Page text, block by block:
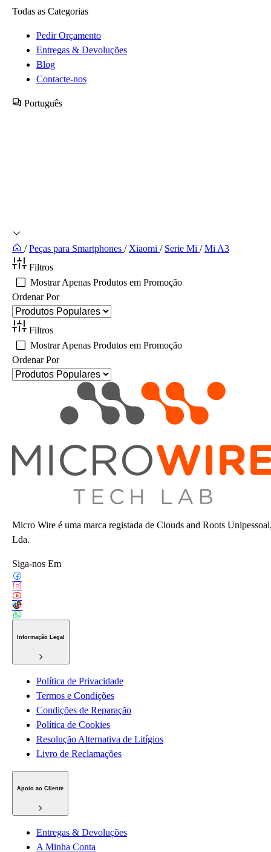
Todas as Categorias
Pedir Orçamento
Entregas & Devoluções
Blog
Contacte-nos
Português
/ Peças para Smartphones / Xiaomi / Serie Mi / Mi A3
Filtros
Mostrar Apenas Produtos em Promoção
Ordenar Por
Filtros
Mostrar Apenas Produtos em Promoção
Ordenar Por
Micro Wire é uma marca registada de Clouds and Roots
Lda.
Siga-nos Em
Informação Legal
Política de Privacidade
Termos e Condições
Condições de Reparação
Política de Cookies
Resolução Alternativa de Litígios
Livro de Reclamações
Apoio ao Cliente
Entregas & Devoluções
A Minha Conta